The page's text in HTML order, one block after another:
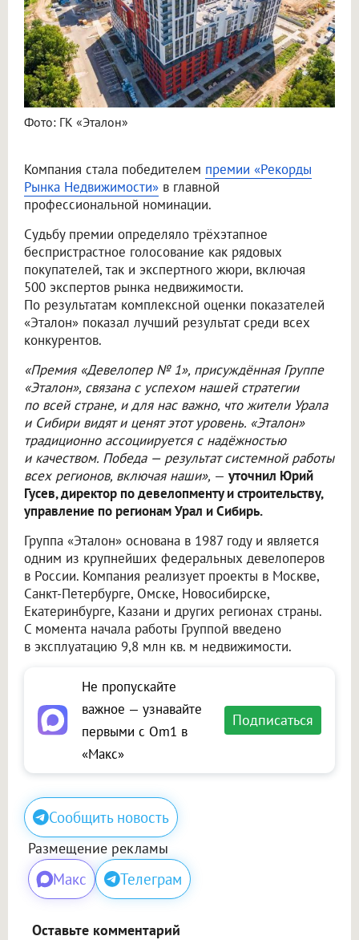
Фото: ГК «Эталон»
Компания стала победителем премии «Рекорды
Рынка Недвижимости» в главной
профессиональной номинации.
Судьбу премии определяло трёхэтапное
беспристрастное голосование как рядовых
покупателей, так и экспертного жюри, включая
500 экспертов рынка недвижимости.
По результатам комплексной оценки показателей
«Эталон» показал лучший результат среди всех
конкурентов.
«Премия «Девелопер № 1», присуждённая Группе
«Эталон», связана с успехом нашей стратегии
по всей стране, и для нас важно, что жители Урала
и Сибири видят и ценят этот уровень. «Эталон»
традиционно ассоциируется с надёжностью
и качеством. Победа — результат системной работы
всех регионов, включая наши», — уточнил Юрий
Гусев, директор по девелопменту и строительству,
управление по регионам Урал и Сибирь.
Группа «Эталон» основана в 1987 году и является
одним из крупнейших федеральных девелоперов
в России. Компания реализует проекты в Москве,
Санкт-Петербурге, Омске, Новосибирске,
Екатеринбурге, Казани и других регионах страны.
С момента начала работы Группой введено
в эксплуатацию 9,8 млн кв. м недвижимости.
Не пропускайте
важное — узнавайте
первыми с Om1 в
«Макс»
Подписаться
Сообщить новость
Размещение рекламы
Макс Телеграм
Оставьте комментарий